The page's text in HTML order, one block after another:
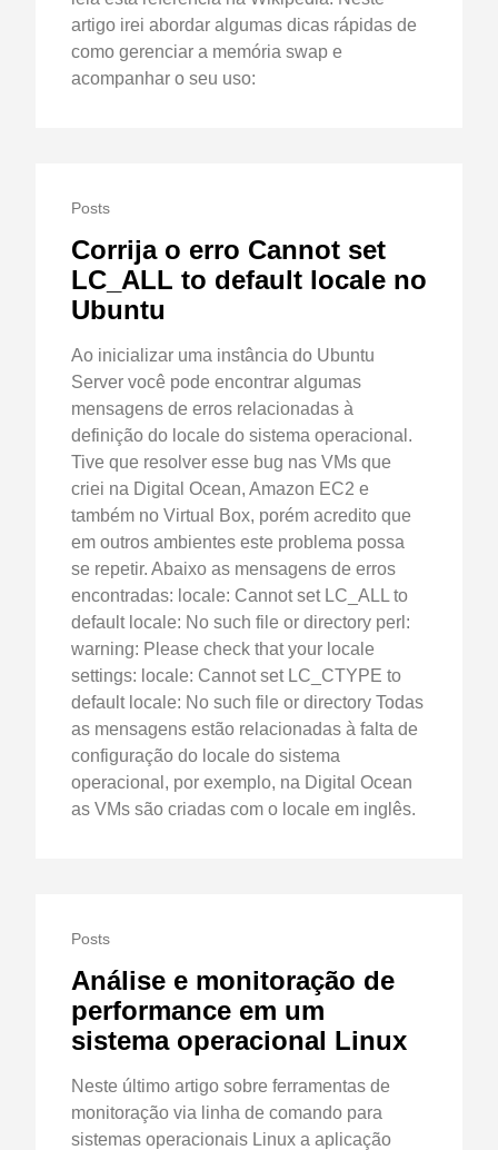
artigo irei abordar algumas dicas rápidas de
como gerenciar a memória swap e
acompanhar o seu uso:
Posts
Corrija o erro Cannot set
LC_ALL to default locale no
Ubuntu
Ao inicializar uma instância do Ubuntu
Server você pode encontrar algumas
mensagens de erros relacionadas à
definição do locale do sistema operacional.
Tive que resolver esse bug nas VMs que
criei na Digital Ocean, Amazon EC2 e
também no Virtual Box, porém acredito que
em outros ambientes este problema possa
se repetir. Abaixo as mensagens de erros
encontradas: locale: Cannot set LC_ALL to
default locale: No such file or directory perl:
warning: Please check that your locale
settings: locale: Cannot set LC_CTYPE to
default locale: No such file or directory Todas
as mensagens estão relacionadas à falta de
configuração do locale do sistema
operacional, por exemplo, na Digital Ocean
as VMs são criadas com o locale em inglês.
Posts
Análise e monitoração de
performance em um
sistema operacional Linux
Neste último artigo sobre ferramentas de
monitoração via linha de comando para
sistemas operacionais Linux a aplicação